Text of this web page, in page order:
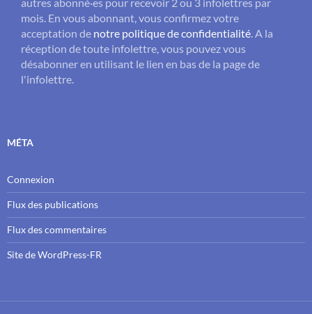
mois. En vous abonnant, vous confirmez votre
acceptation de notre politique de confidentialité. A la
réception de toute infolettre, vous pouvez vous
désabonner en utilisant le lien en bas de la page de
l'infolettre.
MÉTA
Connexion
Flux des publications
Flux des commentaires
Site de WordPress-FR